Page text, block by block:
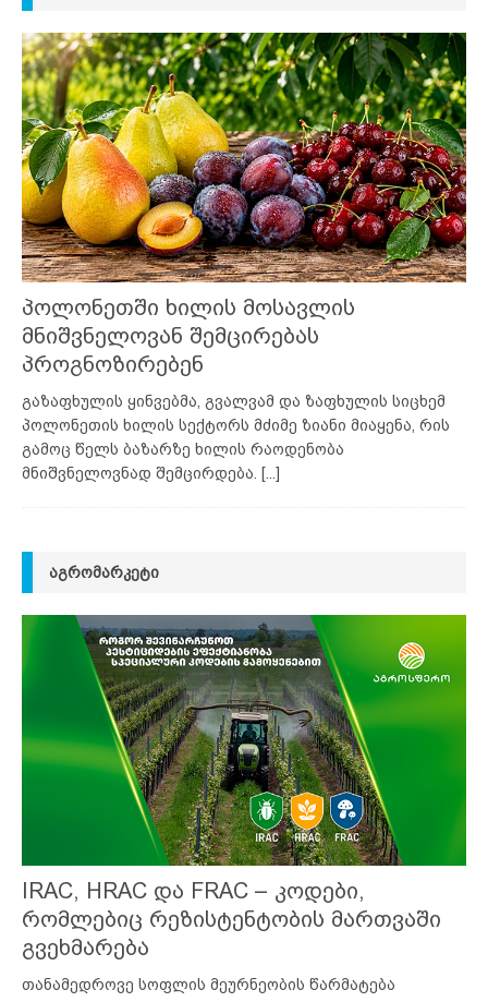
პოლონეთში ხილის მოსავლის
მნიშვნელოვან შემცირებას
პროგნოზირებენ
გაზაფხულის ყინვებმა, გვალვამ და ზაფხულის სიცხემ
პოლონეთის ხილის სექტორს მძიმე ზიანი მიაყენა, რის
გამოც წელს ბაზარზე ხილის რაოდენობა
მნიშვნელოვნად შემცირდება. [...]
ᲐᲒᲠᲝᲛᲐᲠᲙᲔᲢᲘ
IRAC, HRAC და FRAC – კოდები,
რომლებიც რეზისტენტობის მართვაში
გვეხმარება
თანამედროვე სოფლის მეურნეობის წარმატება